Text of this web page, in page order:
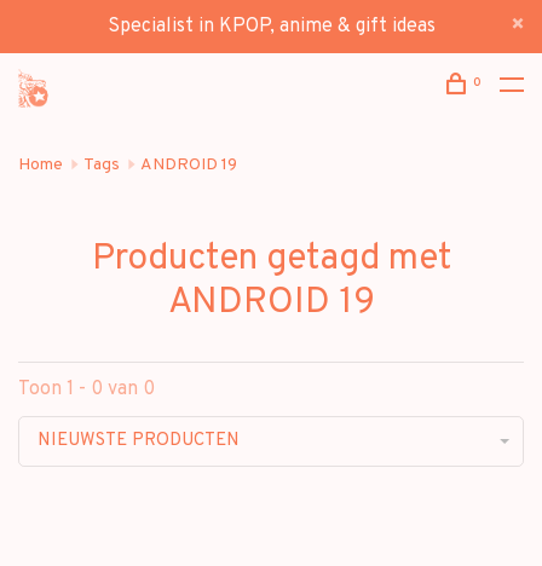
Specialist in KPOP, anime & gift ideas
0
Home Tags ANDROID 19
Producten getagd met
ANDROID 19
Toon 1 - 0 van 0
NIEUWSTE PRODUCTEN